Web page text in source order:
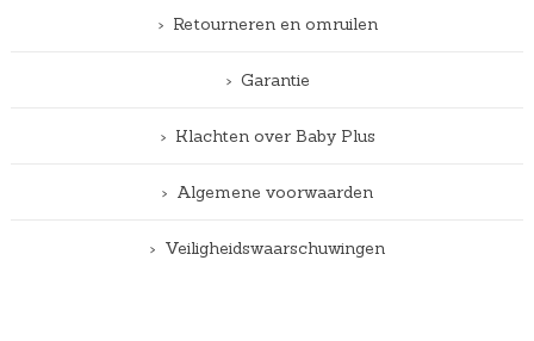
Retourneren en omruilen
Garantie
Klachten over Baby Plus
Algemene voorwaarden
Veiligheidswaarschuwingen